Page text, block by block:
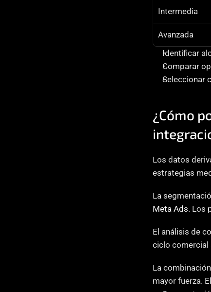
Intermedia
Avanzada
Identificar
Comparar
Seleccionar
¿Cómo
Los datos
estrategias
Meta Ads. Los
El análisis de
ciclo comercial
La
mayor fuerza.